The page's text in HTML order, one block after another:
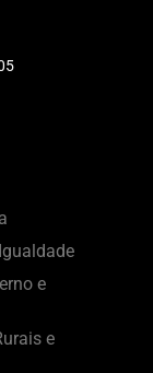
e
e